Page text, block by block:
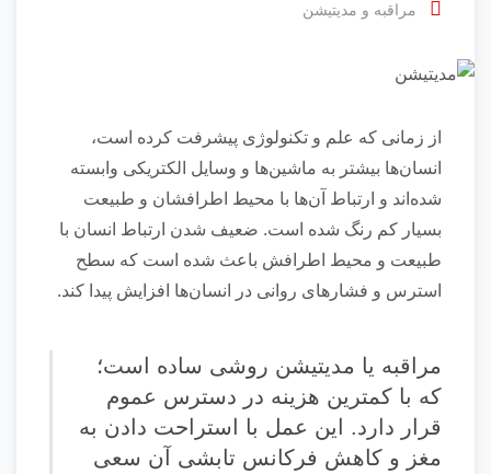
مراقبه و مدیتیشن
از زمانی که علم و تکنولوژی پیشرفت کرده است،
انسان‌ها بیشتر به ماشین‌ها و وسایل الکتریکی وابسته
شده‌اند و ارتباط آن‌ها با محیط اطرافشان و طبیعت
بسیار کم رنگ شده است. ضعیف شدن ارتباط انسان با
طبیعت و محیط اطرافش باعث شده است که سطح
استرس و فشار‌های روانی در انسان‌ها افزایش پیدا کند.
مراقبه یا مدیتیشن روشی ساده است؛
که با کمترین هزینه در دسترس عموم
قرار دارد. این عمل با استراحت دادن به
مغز و کاهش فرکانس تابشی آن سعی